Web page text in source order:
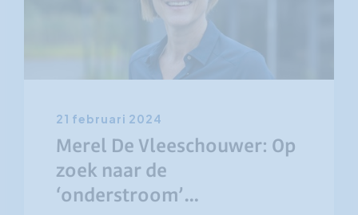
21 februari 2024
Merel De Vleeschouwer: Op
zoek naar de
‘onderstroom’…